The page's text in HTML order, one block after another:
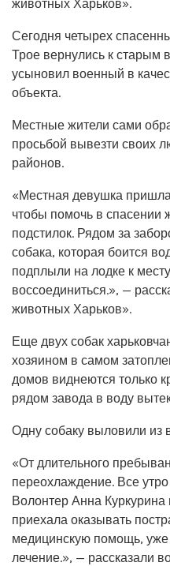
животных Харьков».
Сегодня четырех
Трое вернулись к старым
усыновил военный в
объекта.
Местные жители сами
просьбой вывезти своих
районов.
«Местная девушка
чтобы помочь в спасении
подстилок. Рядом за
собака, которая боится
подплыли на лодке к
воссоединиться.», —
животных Харьков».
Еще двух собак
хозяином в самом
домов виднеются только
рядом завода в воду
Одну собаку выловили
«От длительного
переохлаждение. Все
Волонтер Анна Куркурина
приехала оказывать
медицинскую помощь,
лечение.», — рассказали